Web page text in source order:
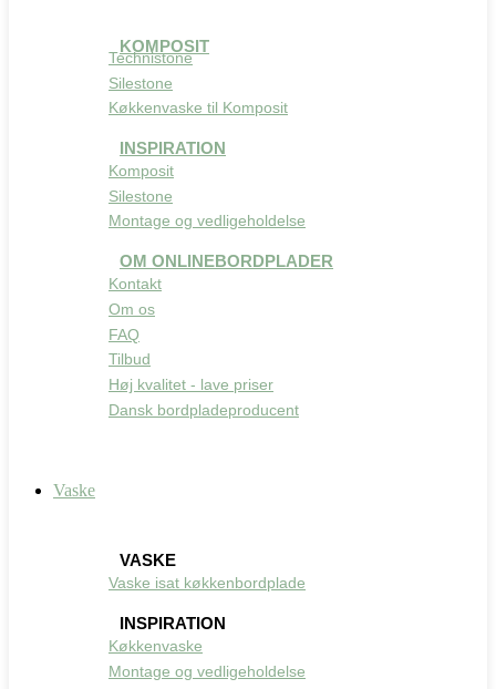
KOMPOSIT
Technistone
Silestone
Køkkenvaske til Komposit
INSPIRATION
Komposit
Silestone
Montage og vedligeholdelse
OM ONLINEBORDPLADER
Kontakt
Om os
FAQ
Tilbud
Høj kvalitet - lave priser
Dansk bordpladeproducent
Vaske
VASKE
Vaske isat køkkenbordplade
INSPIRATION
Køkkenvaske
Montage og vedligeholdelse